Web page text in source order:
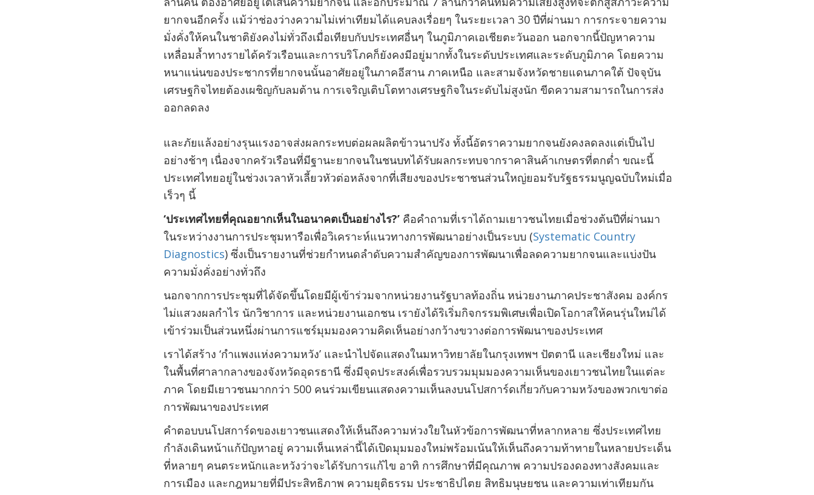
ยากจนอีกครั้ง แม้ว่าช่องว่างความไม่เท่าเทียมได้แคบลงเรื่อยๆ ในระยะเวลา 30 ปีที่ผ่านมา การกระจายความ
มั่งคั่งให้คนในชาติยังคงไม่ทั่วถึงเมื่อเทียบกับประเทศอื่นๆ ในภูมิภาคเอเชียตะวันออก นอกจากนี้ปัญหาความ
เหลื่อมล้ำทางรายได้ครัวเรือนและการบริโภคก็ยังคงมีอยู่มากทั้งในระดับประเทศและระดับภูมิภาค โดยความ
หนาแน่นของประชากรที่ยากจนนั้นอาศัยอยู่ในภาคอีสาน ภาคเหนือ และสามจังหวัดชายแดนภาคใต้ ปัจจุบัน
เศรษฐกิจไทยต้องเผชิญกับลมต้าน การเจริญเติบโตทางเศรษฐกิจในระดับไม่สูงนัก ขีดความสามารถในการส่ง
ออกลดลง
และภัยแล้งอย่างรุนแรงอาจส่งผลกระทบต่อผลผลิตข้าวนาปรัง ทั้งนี้อัตราความยากจนยังคงลดลงแต่เป็นไป
อย่างช้าๆ เนื่องจากครัวเรือนที่มีฐานะยากจนในชนบทได้รับผลกระทบจากราคาสินค้าเกษตรที่ตกต่ำ ขณะนี้
ประเทศไทยอยู่ในช่วงเวลาหัวเลี้ยวหัวต่อหลังจากที่เสียงของประชาชนส่วนใหญ่ยอมรับรัฐธรรมนูญฉบับใหม่เมื่อ
เร็วๆ นี้
‘ประเทศไทยที่คุณอยากเห็นในอนาคตเป็นอย่างไร?’คือคำถามที่เราได้ถามเยาวชนไทยเมื่อช่วงต้นปีที่ผ่านมา
ในระหว่างงานการประชุมหารือเพื่อวิเคราะห์แนวทางการพัฒนาอย่างเป็นระบบ (Systematic Country
Diagnostics) ซึ่งเป็นรายงานที่ช่วยกำหนดลำดับความสำคัญของการพัฒนาเพื่อลดความยากจนและแบ่งปัน
ความมั่งคั่งอย่างทั่วถึง
นอกจากการประชุมที่ได้จัดขึ้นโดยมีผู้เข้าร่วมจากหน่วยงานรัฐบาลท้องถิ่น หน่วยงานภาคประชาสังคม องค์กร
ไม่แสวงผลกำไร นักวิชาการ และหน่วยงานเอกชน เรายังได้ริเริ่มกิจกรรมพิเศษเพื่อเปิดโอกาสให้คนรุ่นใหม่ได้
เข้าร่วมเป็นส่วนหนึ่งผ่านการแชร์มุมมองความคิดเห็นอย่างกว้างขวางต่อการพัฒนาของประเทศ
เราได้สร้าง ‘กำแพงแห่งความหวัง’และนำไปจัดแสดงในมหาวิทยาลัยในกรุงเทพฯ ปัตตานี และเชียงใหม่ และ
ในพื้นที่ศาลากลางของจังหวัดอุดรธานี ซึ่งมีจุดประสงค์เพื่อรวบรวมมุมมองความเห็นของเยาวชนไทยในแต่ละ
ภาค โดยมีเยาวชนมากกว่า 500 คนร่วมเขียนแสดงความเห็นลงบนโปสการ์ดเกี่ยวกับความหวังของพวกเขาต่อ
การพัฒนาของประเทศ
คำตอบบนโปสการ์ดของเยาวชนแสดงให้เห็นถึงความห่วงใยในหัวข้อการพัฒนาที่หลากหลาย ซึ่งประเทศไทย
กำลังเดินหน้าแก้ปัญหาอยู่ ความเห็นเหล่านี้ได้เปิดมุมมองใหม่พร้อมเน้นให้เห็นถึงความท้าทายในหลายประเด็น
ที่หลายๆ คนตระหนักและหวังว่าจะได้รับการแก้ไข อาทิ การศึกษาที่มีคุณภาพ ความปรองดองทางสังคมและ
การเมือง และกฎหมายที่มีประสิทธิภาพ ความยุติธรรม ประชาธิปไตย สิทธิมนุษยชน และความเท่าเทียมกัน